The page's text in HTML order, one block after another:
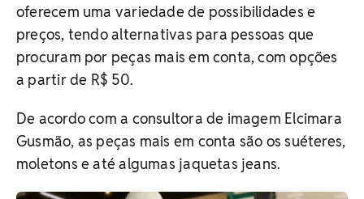
oferecem uma variedade de possibilidades e
preços, tendo alternativas para pessoas que
procuram por peças mais em conta, com opções
a partir de R$ 50.
De acordo com a consultora de imagem Elcimara
Gusmão, as peças mais em conta são os suéteres,
moletons e até algumas jaquetas jeans.